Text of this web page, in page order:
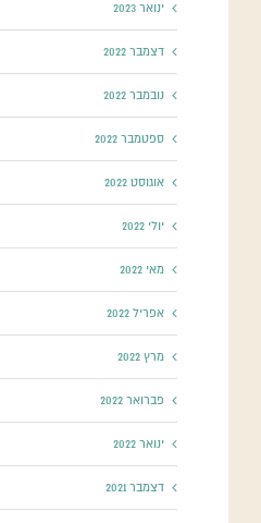
ינואר 2023
דצמבר 2022
נובמבר 2022
ספטמבר 2022
אוגוסט 2022
יולי 2022
מאי 2022
אפריל 2022
מרץ 2022
פברואר 2022
ינואר 2022
דצמבר 2021